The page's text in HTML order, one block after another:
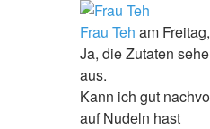
Frau Teh am
Ja, die Zutaten
aus.
Kann ich gut
auf Nudeln hast